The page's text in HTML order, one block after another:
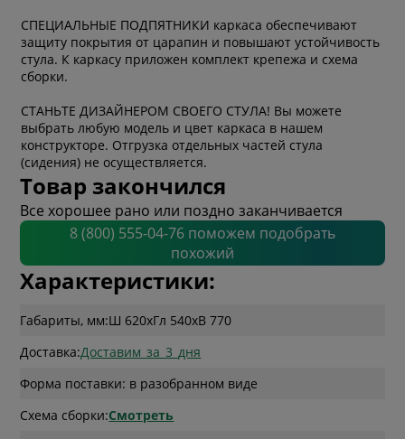
СПЕЦИАЛЬНЫЕ ПОДПЯТНИКИ каркаса обеспечивают
защиту покрытия от царапин и повышают устойчивость
стула. К каркасу приложен комплект крепежа и схема
сборки.
СТАНЬТЕ ДИЗАЙНЕРОМ СВОЕГО СТУЛА! Вы можете
выбрать любую модель и цвет каркаса в нашем
конструкторе. Отгрузка отдельных частей стула
(сидения) не осуществляется.
Товар закончился
Все хорошее рано или поздно заканчивается
8 (800) 555-04-76 поможем подобрать
похожий
Характеристики:
Габариты, мм:Ш 620xГл 540xВ 770
Доставка:Доставим_за_3_дня
Форма поставки: в разобранном виде
Схема сборки:Смотреть